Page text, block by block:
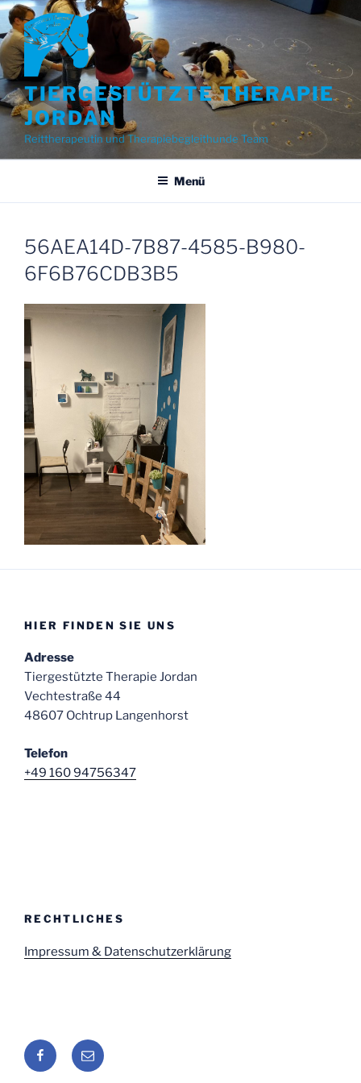
Zum
Inhalt
springen
TIERGESTÜTZTE THERAPIE
JORDAN
Reittherapeutin und Therapiebegleithunde Team
Menü
56AEA14D-7B87-4585-B980-
6F6B76CDB3B5
HIER FINDEN SIE UNS
Adresse
Tiergestützte Therapie Jordan
Vechtestraße 44
48607 Ochtrup Langenhorst
Telefon
+49 160 94756347
RECHTLICHES
Impressum & Datenschutzerklärung
Facebook
E-
Mail